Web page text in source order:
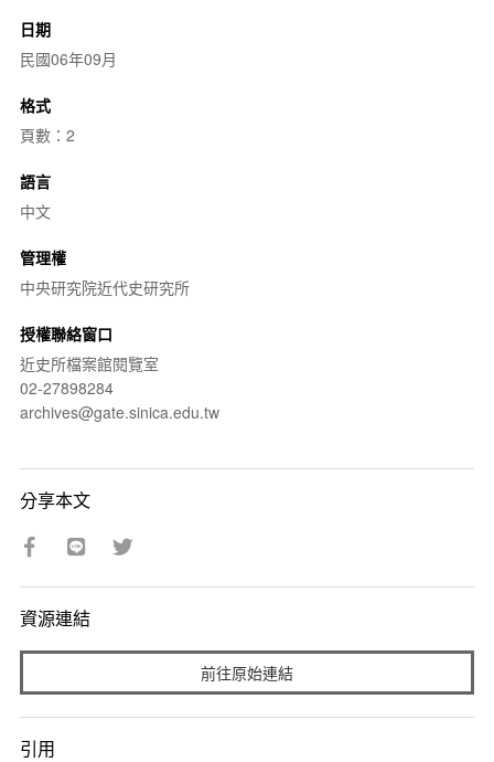
日期
民國06年09月
格式
頁數：2
語言
中文
管理權
中央研究院近代史研究所
授權聯絡窗口
近史所檔案館閱覽室
02-27898284
archives@gate.sinica.edu.tw
分享本文
資源連結
前往原始連結
引用